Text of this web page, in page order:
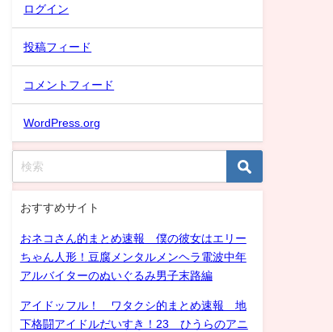
ログイン
投稿フィード
コメントフィード
WordPress.org
おすすめサイト
おネコさん的まとめ速報 僕の彼女はエリー
ちゃん人形！豆腐メンタルメンヘラ電波中年
アルバイターのぬいぐるみ男子末路編
アイドッフル！ ワタクシ的まとめ速報 地
下格闘アイドルだいすき！23 ひうらのアニ